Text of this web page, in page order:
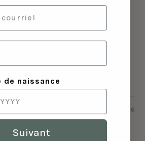
doux. Je suis vraiment
la couleur est superbe... Lire
26/07/2026
de naissance
Suivant